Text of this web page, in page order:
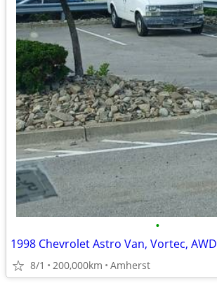
•
1998 Chevrolet Astro Van, Vortec, AWD
8/1 200,000km Amherst